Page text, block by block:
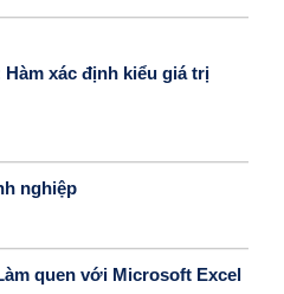
xác định kiểu giá trị
nghiệp
quen với Microsoft Excel